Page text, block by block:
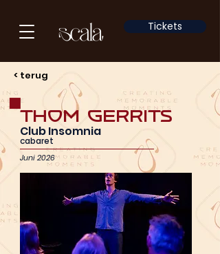
Tickets
< terug
Thom Gerrits
Club Insomnia
cabaret
Juni 2026